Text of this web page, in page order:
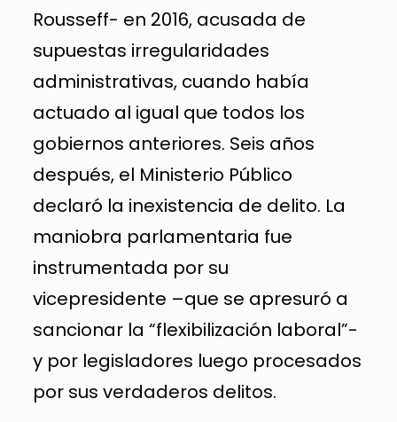
Rousseff- en 2016, acusada de
supuestas irregularidades
administrativas, cuando había
actuado al igual que todos los
gobiernos anteriores. Seis años
después, el Ministerio Público
declaró la inexistencia de delito. La
maniobra parlamentaria fue
instrumentada por su
vicepresidente –que se apresuró a
sancionar la “flexibilización laboral”-
y por legisladores luego procesados
por sus verdaderos delitos.